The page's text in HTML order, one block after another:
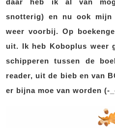
daar heb ik al van
snotterig) en nu ook mijn
weer voorbij. Op
uit. Ik heb Koboplus weer
schipperen tussen de
reader, uit de bieb en van
er bijna moe van worden (-